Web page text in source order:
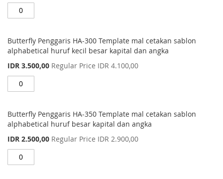
Butterfly Penggaris HA-300 Template mal cetakan sablon
alphabetical huruf kecil besar kapital dan angka
Special
Price
IDR 3.500,00 Regular Price IDR 4.100,00
Butterfly Penggaris HA-350 Template mal cetakan sablon
alphabetical huruf besar kapital dan angka
Special
Price
IDR 2.500,00 Regular Price IDR 2.900,00